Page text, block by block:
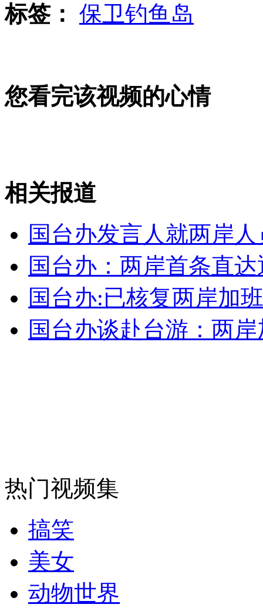
无痛分娩是否安全 医生回应
外交部：有关国家言论片面不公正
走！跟着总书记去植树
消防员救轻生者 花炮节热闹非凡 减压"枕头大战"
纽约上演“枕头大战”
标签： 保卫钓鱼岛
您看完该视频的心情
相关报道
国台办发言人就两岸
国台办：两岸首条直
国台办:已核复两岸加
国台办谈赴台游：两
热门视频集
搞笑
美女
动物世界